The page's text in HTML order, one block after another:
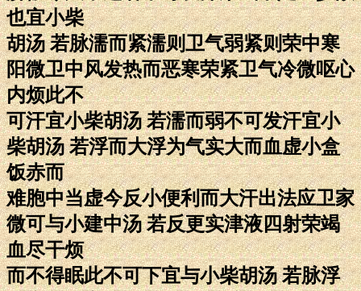
也宜小柴
胡汤 若脉濡而紧濡则卫气弱紧则荣中寒
阳微卫中风发热而恶寒荣紧卫气冷微呕心
内烦此不
可汗宜小柴胡汤 若濡而弱不可发汗宜小
柴胡汤 若浮而大浮为气实大而血虚小盒
饭赤而
难胞中当虚今反小便利而大汗出法应卫家
微可与小建中汤 若反更实津液四射荣竭
血尽干烦
而不得眠此不可下宜与小柴胡汤 若脉浮